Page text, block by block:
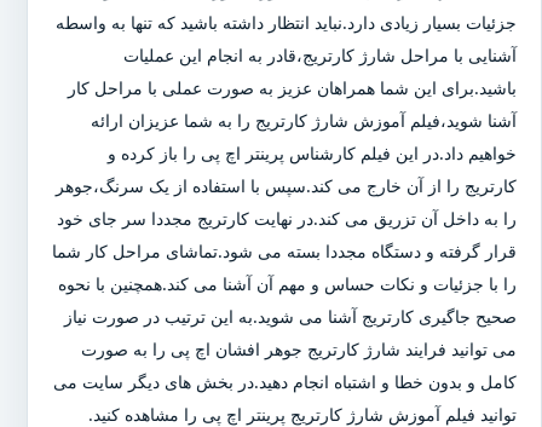
جزئیات بسیار زیادی دارد.نباید انتظار داشته باشید که تنها به واسطه
آشنایی با مراحل شارژ کارتریج،قادر به انجام این عملیات
باشید.برای این شما همراهان عزیز به صورت عملی با مراحل کار
آشنا شوید،فیلم آموزش شارژ کارتریج را به شما عزیزان ارائه
خواهیم داد.در این فیلم کارشناس پرینتر اچ پی را باز کرده و
کارتریج را از آن خارج می کند.سپس با استفاده از یک سرنگ،جوهر
را به داخل آن تزریق می کند.در نهایت کارتریج مجددا سر جای خود
قرار گرفته و دستگاه مجددا بسته می شود.تماشای مراحل کار شما
را با جزئیات و نکات حساس و مهم آن آشنا می کند.همچنین با نحوه
صحیح جاگیری کارتریج آشنا می شوید.به این ترتیب در صورت نیاز
می توانید فرایند شارژ کارتریج جوهر افشان اچ پی را به صورت
کامل و بدون خطا و اشتباه انجام دهید.در بخش های دیگر سایت می
توانید فیلم آموزش شارژ کارتریج پرینتر اچ پی را مشاهده کنید.